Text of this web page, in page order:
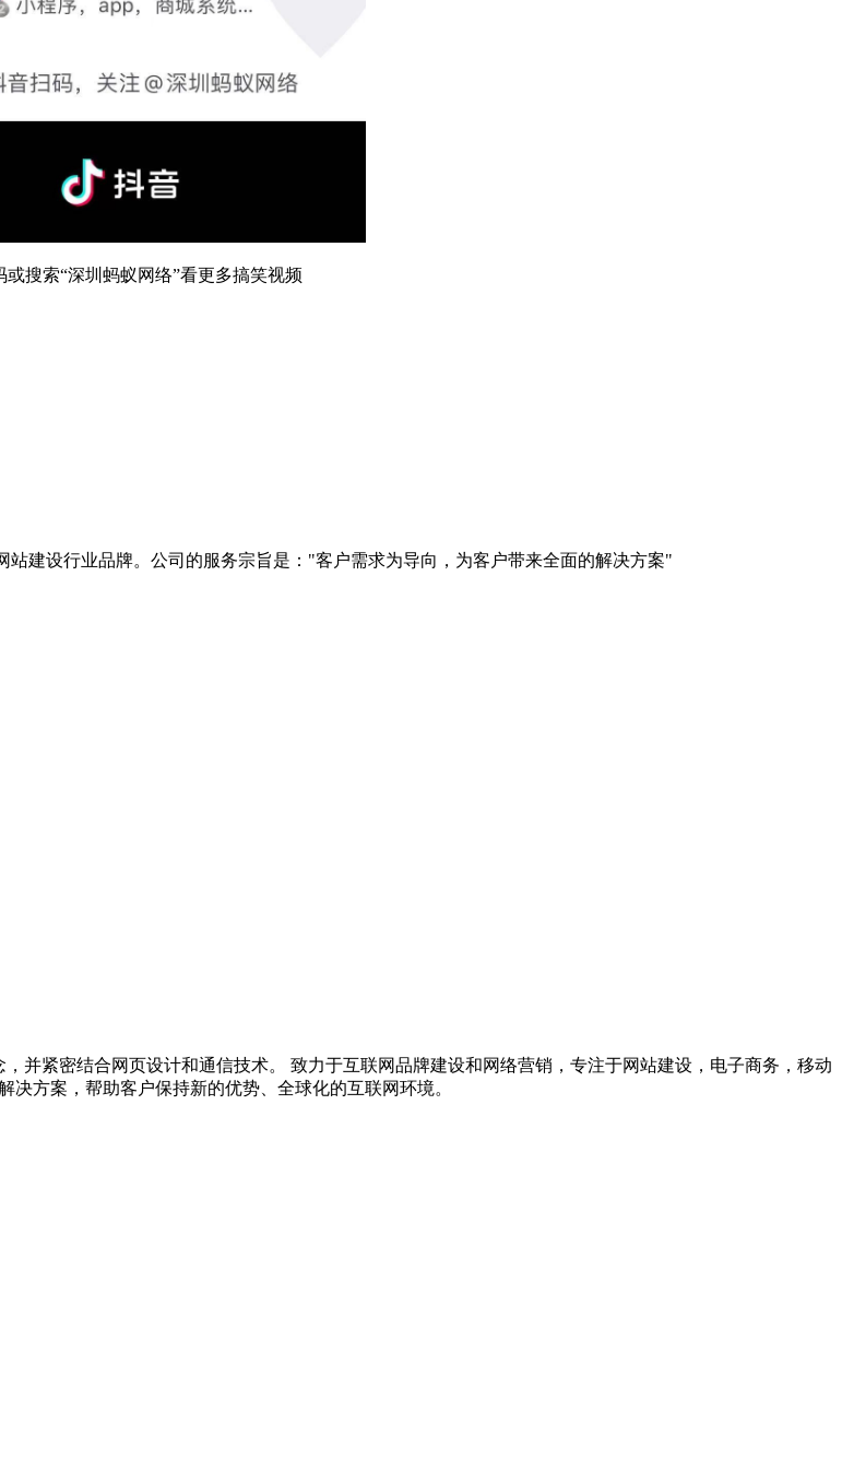
或搜索“深圳蚂蚁网络”看更多搞笑视频
建设行业品牌。公司的服务宗旨是："客户需求为导向，为客户带来全面的解决方案"
并紧密结合网页设计和通信技术。 致力于互联网品牌建设和网络营销，专注于网站建设，电子商务，移动
方案，帮助客户保持新的优势、全球化的互联网环境。